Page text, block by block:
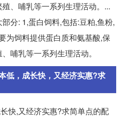
、哺乳等一系列生理活动。...
分: 1,蛋白饲料,包括:豆粕,鱼粉,
为饲料提供蛋白质和氨基酸,保
哺乳等一系列生理活动。
低，成长快，又经济实惠?求
快,又经济实惠?求简单点的配